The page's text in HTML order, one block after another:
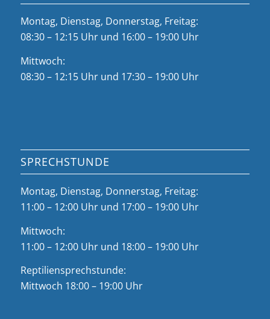
Montag, Dienstag, Donnerstag, Freitag:
08:30 – 12:15 Uhr und 16:00 – 19:00 Uhr
Mittwoch:
08:30 – 12:15 Uhr und 17:30 – 19:00 Uhr
SPRECHSTUNDE
Montag, Dienstag, Donnerstag, Freitag:
11:00 – 12:00 Uhr und 17:00 – 19:00 Uhr
Mittwoch:
11:00 – 12:00 Uhr und 18:00 – 19:00 Uhr
Reptiliensprechstunde:
Mittwoch 18:00 – 19:00 Uhr